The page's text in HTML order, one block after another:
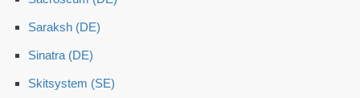
Saraksh (DE)
Sinatra (DE)
Skitsystem (SE)